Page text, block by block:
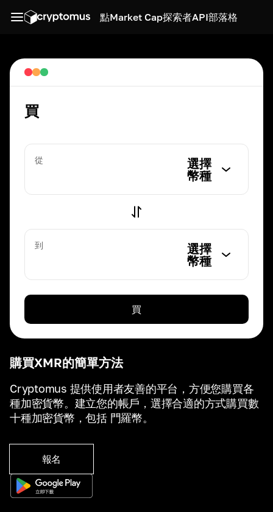
點Market Cap探索者API部落格
購買XMR的簡單方法
Cryptomus 提供使用者友善的平台，方便您購買各
種加密貨幣。建立您的帳戶，選擇合適的方式購買數
十種加密貨幣，包括 門羅幣。
報名
買
從
選擇
幣種
到
選擇
幣種
買